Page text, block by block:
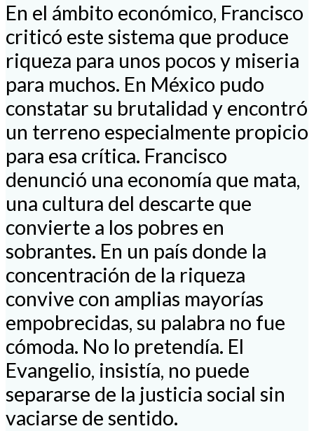
En el ámbito económico, Francisco
criticó este sistema que produce
riqueza para unos pocos y miseria
para muchos. En México pudo
constatar su brutalidad y encontró
un terreno especialmente propicio
para esa crítica. Francisco
denunció una economía que mata,
una cultura del descarte que
convierte a los pobres en
sobrantes. En un país donde la
concentración de la riqueza
convive con amplias mayorías
empobrecidas, su palabra no fue
cómoda. No lo pretendía. El
Evangelio, insistía, no puede
separarse de la justicia social sin
vaciarse de sentido.